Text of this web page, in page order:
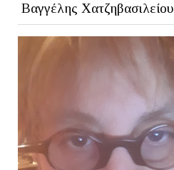
Βαγγέλης Χατζηβασιλείου